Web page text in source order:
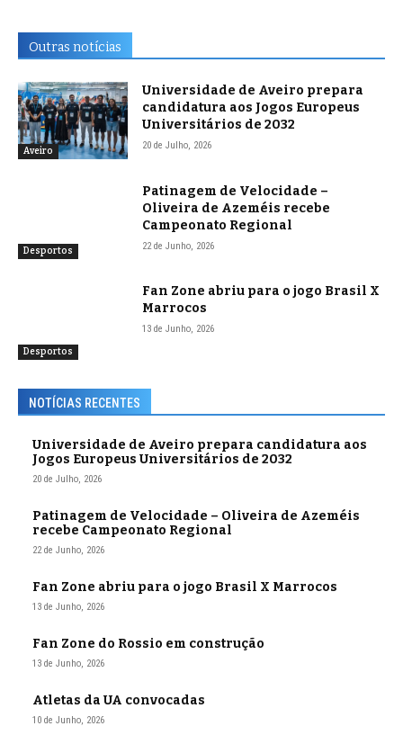
Outras notícias
Aveiro
Universidade de Aveiro prepara
candidatura aos Jogos Europeus
Universitários de 2032
20 de Julho, 2026
Desportos
Patinagem de Velocidade –
Oliveira de Azeméis recebe
Campeonato Regional
22 de Junho, 2026
Desportos
Fan Zone abriu para o jogo Brasil X
Marrocos
13 de Junho, 2026
NOTÍCIAS RECENTES
Universidade de Aveiro prepara candidatura aos
Jogos Europeus Universitários de 2032
20 de Julho, 2026
Patinagem de Velocidade – Oliveira de Azeméis
recebe Campeonato Regional
22 de Junho, 2026
Fan Zone abriu para o jogo Brasil X Marrocos
13 de Junho, 2026
Fan Zone do Rossio em construção
13 de Junho, 2026
Atletas da UA convocadas
10 de Junho, 2026